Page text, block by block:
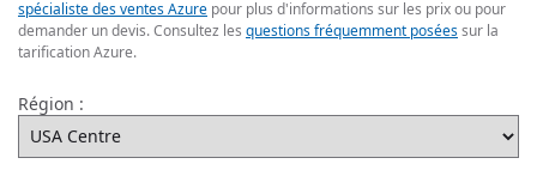
spécialiste des ventes Azure pour plus d'informations sur les prix ou pour
demander un devis. Consultez les questions fréquemment poséessur la
tarification Azure.
Région :